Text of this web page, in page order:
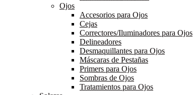
Ojos
Accesorios para Ojos
Cejas
Correctores/Iluminadores para Ojos
Delineadores
Desmaquillantes para Ojos
Máscaras de Pestañas
Primers para Ojos
Sombras de Ojos
Tratamientos para Ojos